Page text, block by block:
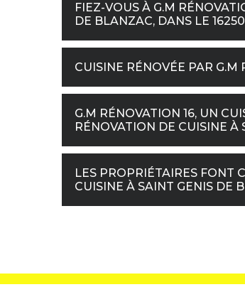
FIEZ-VOUS À G.M
DE BLANZAC, DANS LE
CUISINE RÉNOVÉE PAR G.M
G.M RÉNOVATION 16, UN
RÉNOVATION DE CUISINE À
LES PROPRIÉTAIRES FONT
CUISINE À SAINT GENIS DE